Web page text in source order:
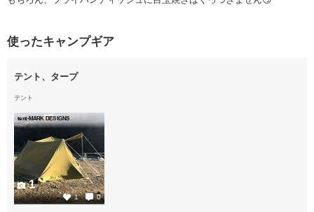
使ったキャンプギア
テント、タープ
テント
tent-MARK DESIGNS
1 0
1